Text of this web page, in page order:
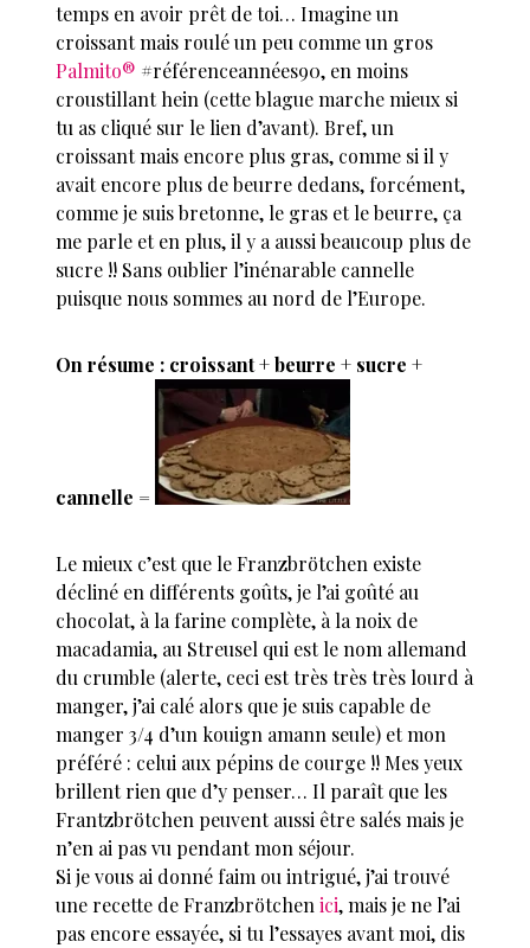
temps en avoir prêt de toi… Imagine un
croissant mais roulé un peu comme un gros
Palmito® #référenceannées90, en moins
croustillant hein (cette blague marche mieux si
tu as cliqué sur le lien d’avant). Bref, un
croissant mais encore plus gras, comme si il y
avait encore plus de beurre dedans, forcément,
comme je suis bretonne, le gras et le beurre, ça
me parle et en plus, il y a aussi beaucoup plus de
sucre !! Sans oublier l’inénarable cannelle
puisque nous sommes au nord de l’Europe.
On résume : croissant + beurre + sucre +
cannelle =
Le mieux c’est que le Franzbrötchen existe
décliné en différents goûts, je l’ai goûté au
chocolat, à la farine complète, à la noix de
macadamia, au Streusel qui est le nom allemand
du crumble (alerte, ceci est très très très lourd à
manger, j’ai calé alors que je suis capable de
manger 3/4 d’un kouign amann seule) et mon
préféré : celui aux pépins de courge !! Mes yeux
brillent rien que d’y penser… Il paraît que les
Frantzbrötchen peuvent aussi être salés mais je
n’en ai pas vu pendant mon séjour.
Si je vous ai donné faim ou intrigué, j’ai trouvé
une recette de Franzbrötchenici, mais je ne l’ai
pas encore essayée, si tu l’essayes avant moi, dis